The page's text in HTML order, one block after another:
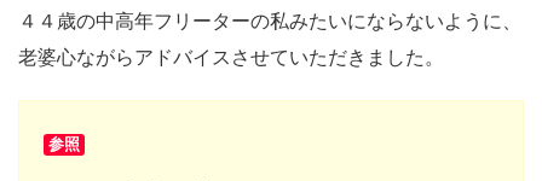
４４歳の中高年フリーターの私みたいにならないように、
老婆心ながらアドバイスさせていただきました。
参照